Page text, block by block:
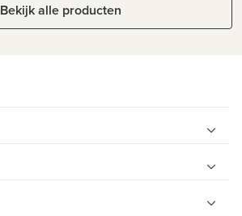
Bekijk alle producten